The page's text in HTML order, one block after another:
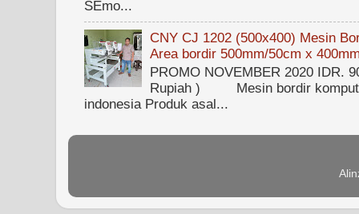
SEmo...
CNY CJ 1202 (500x400) Mesin
Area bordir 500mm/50cm x
PROMO NOVEMBER 2020 IDR.
Rupiah ) Mesin bordir
indonesia Produk asal...